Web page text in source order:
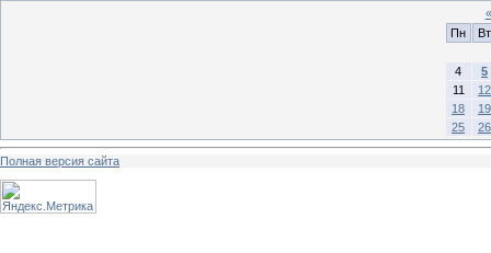
«
Пн
Вт
4
5
11
12
18
19
25
26
Полная версия сайта